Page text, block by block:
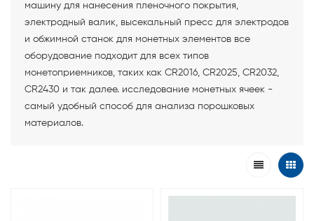
машину для нанесения пленочного покрытия,
электродный валик, высекальный пресс для электродов
и обжимной станок для монетных элементов все
оборудование подходит для всех типов
монетоприемников, таких как CR2016, CR2025, CR2032,
CR2430 и так далее. исследование монетных ячеек -
самый удобный способ для анализа порошковых
материалов.